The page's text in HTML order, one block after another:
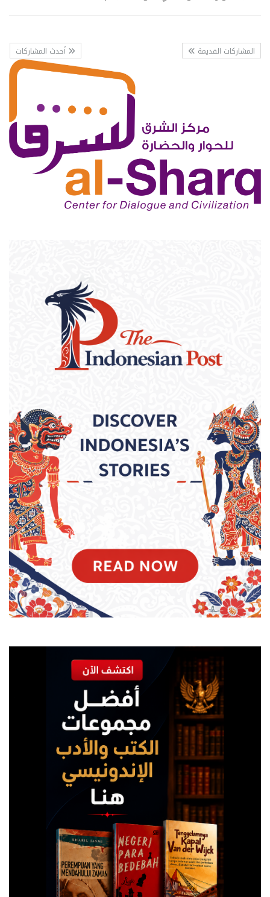
المشاركات القديمة أحدث المشاركات